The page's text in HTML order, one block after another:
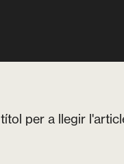
per a llegir